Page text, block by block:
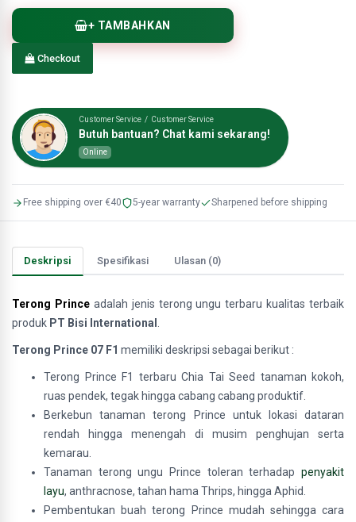
+ TAMBAHKAN
Checkout
Customer Service / Customer Service
Butuh bantuan? Chat kami sekarang!
Online
Free shipping over €40 5-year warranty Sharpened before shipping
Deskripsi Spesifikasi Ulasan (0)
Terong Princeadalah jenis terong ungu terbaru kualitas terbaik
produk PT Bisi International
Terong Prince 07 F1 memiliki deskripsi sebagai berikut :
Terong Prince F1 terbaru Chia Tai Seed tanaman kokoh,
ruas pendek, tegak hingga cabang cabang produktif.
Berkebun tanaman terong Prince untuk lokasi dataran
rendah hingga menengah di musim penghujan serta
kemarau.
Tanaman terong ungu Prince toleran terhadap penyakit
layu, anthracnose, tahan hama Thrips, hingga Aphid.
Pembentukan buah terong Prince mudah sehingga cara